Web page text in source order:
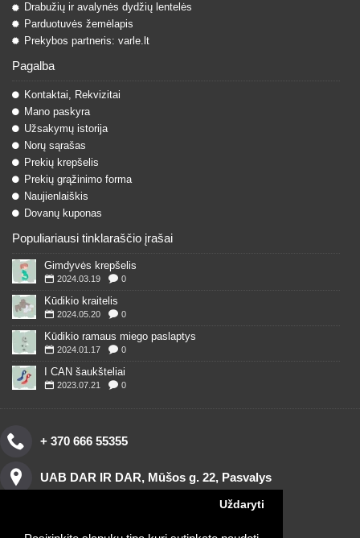
Uždaryti
Drabužių ir avalynės dydžių lentelės
Parduotuvės žemėlapis
Prekybos partneris: varle.lt
Pagalba
Kontaktai, Rekvizitai
Mano paskyra
Užsakymų istorija
Norų sąrašas
Prekių krepšelis
Prekių grąžinimo forma
Naujienlaiškis
Dovanų kuponas
Populiariausi tinklaraščio įrašai
Gimdyvės krepšelis
2024.03.19 0
Kūdikio kraitelis
2024.05.20 0
Kūdikio ramaus miego paslaptys
2024.01.17 0
I CAN šaukšteliai
2023.07.21 0
+ 370 666 55355
UAB DAR IR DAR, Mūšos g. 22, Pasvalys